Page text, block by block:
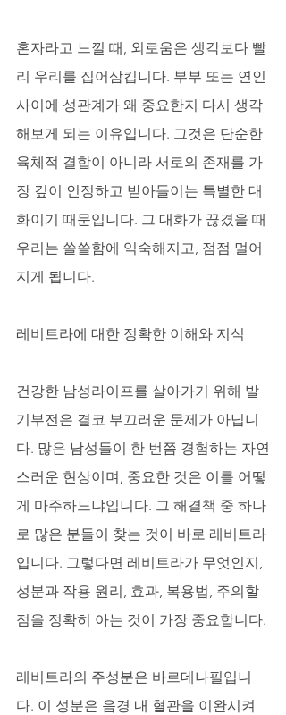
혼자라고 느낄 때, 외로움은 생각보다 빨
리 우리를 집어삼킵니다. 부부 또는 연인
사이에 성관계가 왜 중요한지 다시 생각
해보게 되는 이유입니다. 그것은 단순한
육체적 결합이 아니라 서로의 존재를 가
장 깊이 인정하고 받아들이는 특별한 대
화이기 때문입니다. 그 대화가 끊겼을 때
우리는 쓸쓸함에 익숙해지고, 점점 멀어
지게 됩니다.
레비트라에 대한 정확한 이해와 지식
건강한 남성라이프를 살아가기 위해 발
기부전은 결코 부끄러운 문제가 아닙니
다. 많은 남성들이 한 번쯤 경험하는 자연
스러운 현상이며, 중요한 것은 이를 어떻
게 마주하느냐입니다. 그 해결책 중 하나
로 많은 분들이 찾는 것이 바로 레비트라
입니다. 그렇다면 레비트라가 무엇인지,
성분과 작용 원리, 효과, 복용법, 주의할
점을 정확히 아는 것이 가장 중요합니다.
레비트라의 주성분은 바르데나필입니
다. 이 성분은 음경 내 혈관을 이완시켜